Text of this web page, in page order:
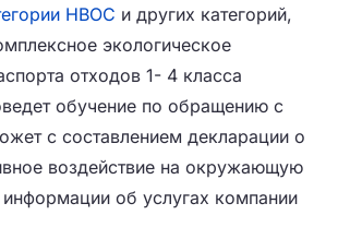
НВОС и других категорий,
экологическое
отходов 1- 4 класса
обучение по обращению с
с составлением декларации о
воздействие на окружающую
об услугах компании